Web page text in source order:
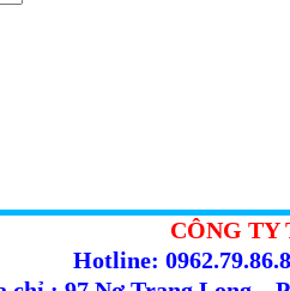
CÔNG TY
Hotline: